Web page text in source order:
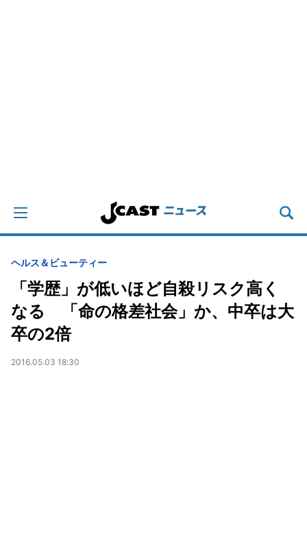
ヘルス＆ビューティー
「学歴」が低いほど自殺リスク高く
なる 「命の格差社会」か、中卒は大
卒の2倍
2016.05.03 18:30